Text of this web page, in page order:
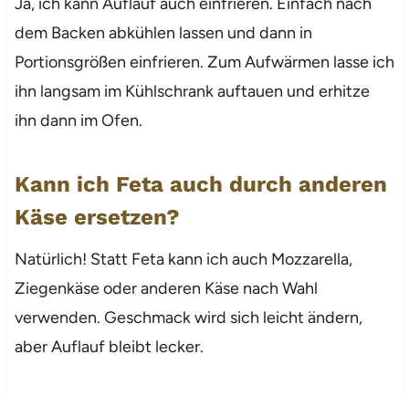
dem Backen abkühlen lassen und dann in
Portionsgrößen einfrieren. Zum Aufwärmen lasse ich
ihn langsam im Kühlschrank auftauen und erhitze
ihn dann im Ofen.
Kann ich Feta auch durch anderen
Käse ersetzen?
Natürlich! Statt Feta kann ich auch Mozzarella,
Ziegenkäse oder anderen Käse nach Wahl
verwenden. Geschmack wird sich leicht ändern,
aber Auflauf bleibt lecker.